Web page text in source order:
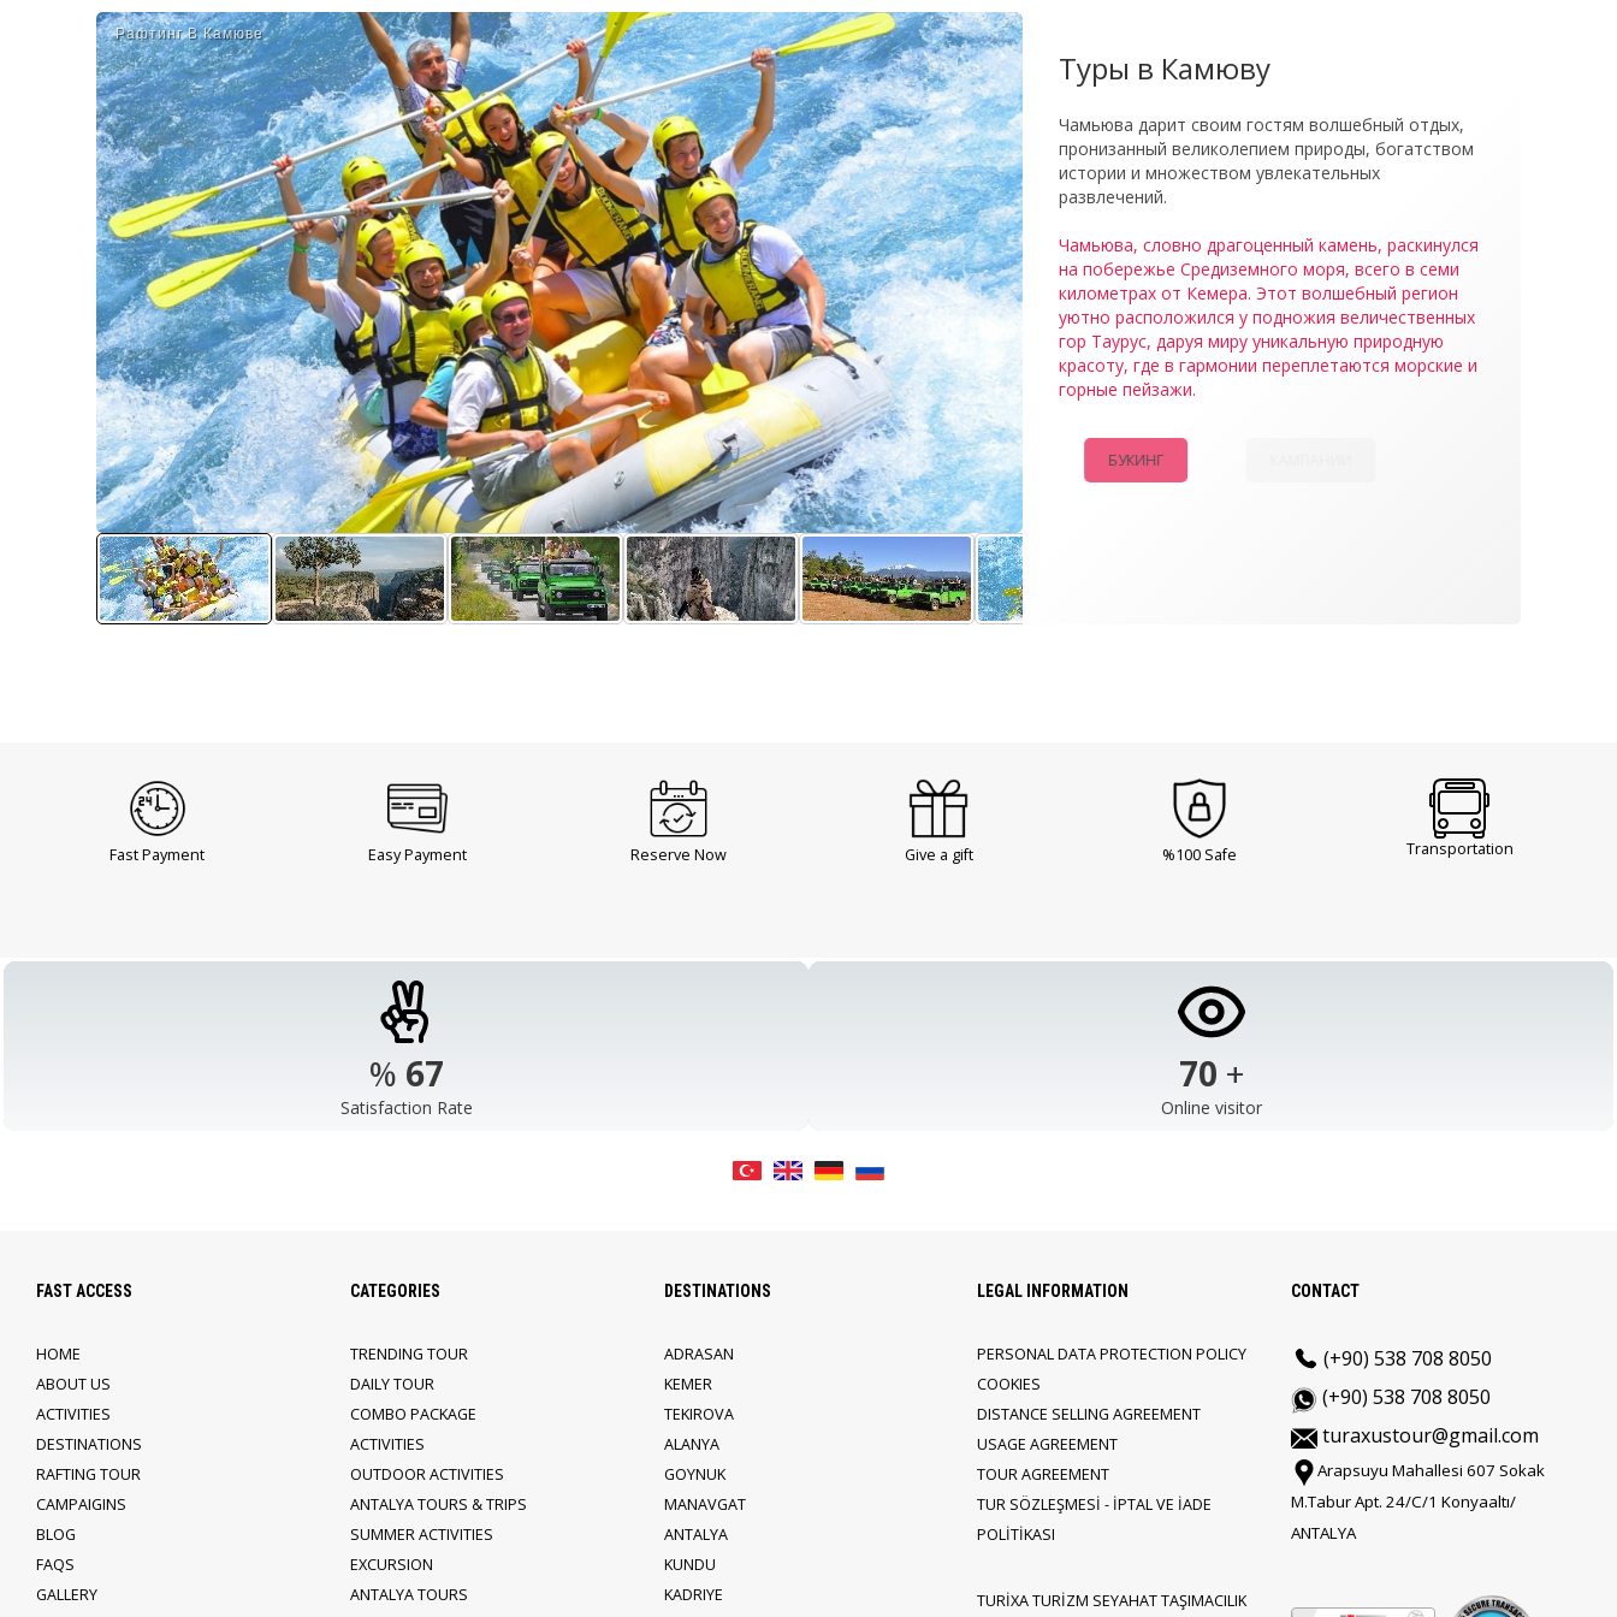
Рафтинг В Камюве
Туры в Камюву
Чамьюва дарит своим гостям волшебный отдых,
пронизанный великолепием природы, богатством
истории и множеством увлекательных
развлечений.
Чамьюва, словно драгоценный камень, раскинулся
на побережье Средиземного моря, всего в семи
километрах от Кемера. Этот волшебный регион
уютно расположился у подножия величественных
гор Таурус, даруя миру уникальную природную
красоту, где в гармонии переплетаются морские и
горные пейзажи.
БУКИНГ
Fast Payment Easy Payment Reserve Now Give a gift %100 Safe Transportation
% 98
Satisfaction Rate
103 +
Online visitor
FAST ACCESS
HOME
ABOUT US
ACTIVITIES
DESTINATIONS
RAFTING TOUR
CAMPAIGINS
BLOG
FAQS
GALLERY
CATEGORIES
TRENDING TOUR
DAILY TOUR
COMBO PACKAGE
ACTIVITIES
OUTDOOR ACTIVITIES
ANTALYA TOURS & TRIPS
SUMMER ACTIVITIES
EXCURSION
ANTALYA TOURS
DESTINATIONS
ADRASAN
KEMER
TEKIROVA
ALANYA
GOYNUK
MANAVGAT
ANTALYA
KUNDU
KADRIYE
LEGAL INFORMATION
PERSONAL DATA PROTECTION POLICY
COOKIES
DISTANCE SELLING AGREEMENT
USAGE AGREEMENT
TOUR AGREEMENT
TUR SÖZLEŞMESİ - İPTAL VE İADE
POLİTİKASI
TURİXA TURİZM SEYAHAT TAŞIMACILIK
CONTACT
(+90) 538 708 8050
(+90) 538 708 8050
turaxustour@gmail.com
Arapsuyu Mahallesi 607 Sokak
M.Tabur Apt. 24/C/1 Konyaaltı/
ANTALYA